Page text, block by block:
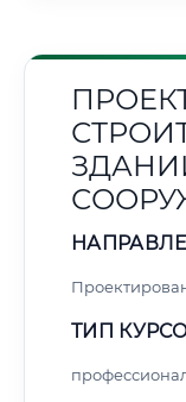
ТИП